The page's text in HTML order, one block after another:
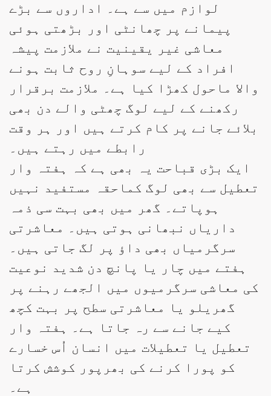
لوازم میں سے ہے۔ اداروں سے بڑے
پیمانے پر چھانٹی اور بڑھتی ہوئی
معاشی غیر یقینیت نے ملازمت پیشہ
افراد کے لیے سوہانِ روح ثابت ہونے
والا ماحول کھڑا کیا ہے۔ ملازمت برقرار
رکھنے کے لیے لوگ چھٹی والے دن بھی
بلائے جانے پر کام کرتے ہیں اور ہر وقت
رابطے میں رہتے ہیں۔
ایک بڑی قباحت یہ بھی ہے کہ ہفتہ وار
تعطیل سے بھی لوگ کماحقہ مستفید نہیں
ہوپاتے۔ گھر میں بھی بہت سی ذمہ
داریاں نبھانی ہوتی ہیں۔ معاشرتی
سرگرمیاں بھی داؤ پر لگ جاتی ہیں۔
ہفتے میں چار یا پانچ دن شدید نوعیت
کی معاشی سرگرمیوں میں الجھے رہنے پر
گھریلو یا معاشرتی سطح پر بہت کچھ
کیے جانے سے رہ جاتا ہے۔ ہفتہ وار
تعطیل یا تعطیلات میں انسان اُس خسارے
کو پورا کرنے کی بھرپور کوشش کرتا
ہے۔